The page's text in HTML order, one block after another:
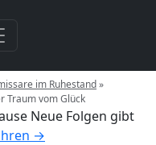
im Ruhestand»
Traum vom Glück
Neue Folgen gibt
→